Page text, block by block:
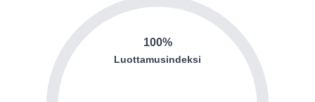
100%
Luottamusindeksi